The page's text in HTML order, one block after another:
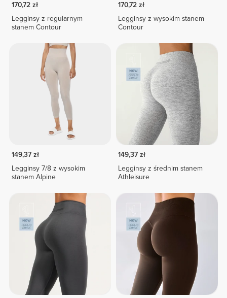
170,72 zł
Legginsy z regularnym
stanem Contour
170,72 zł
Legginsy z wysokim stanem
Contour
149,37 zł
Legginsy 7/8 z wysokim
stanem Alpine
149,37 zł
Legginsy z średnim stanem
Athleisure